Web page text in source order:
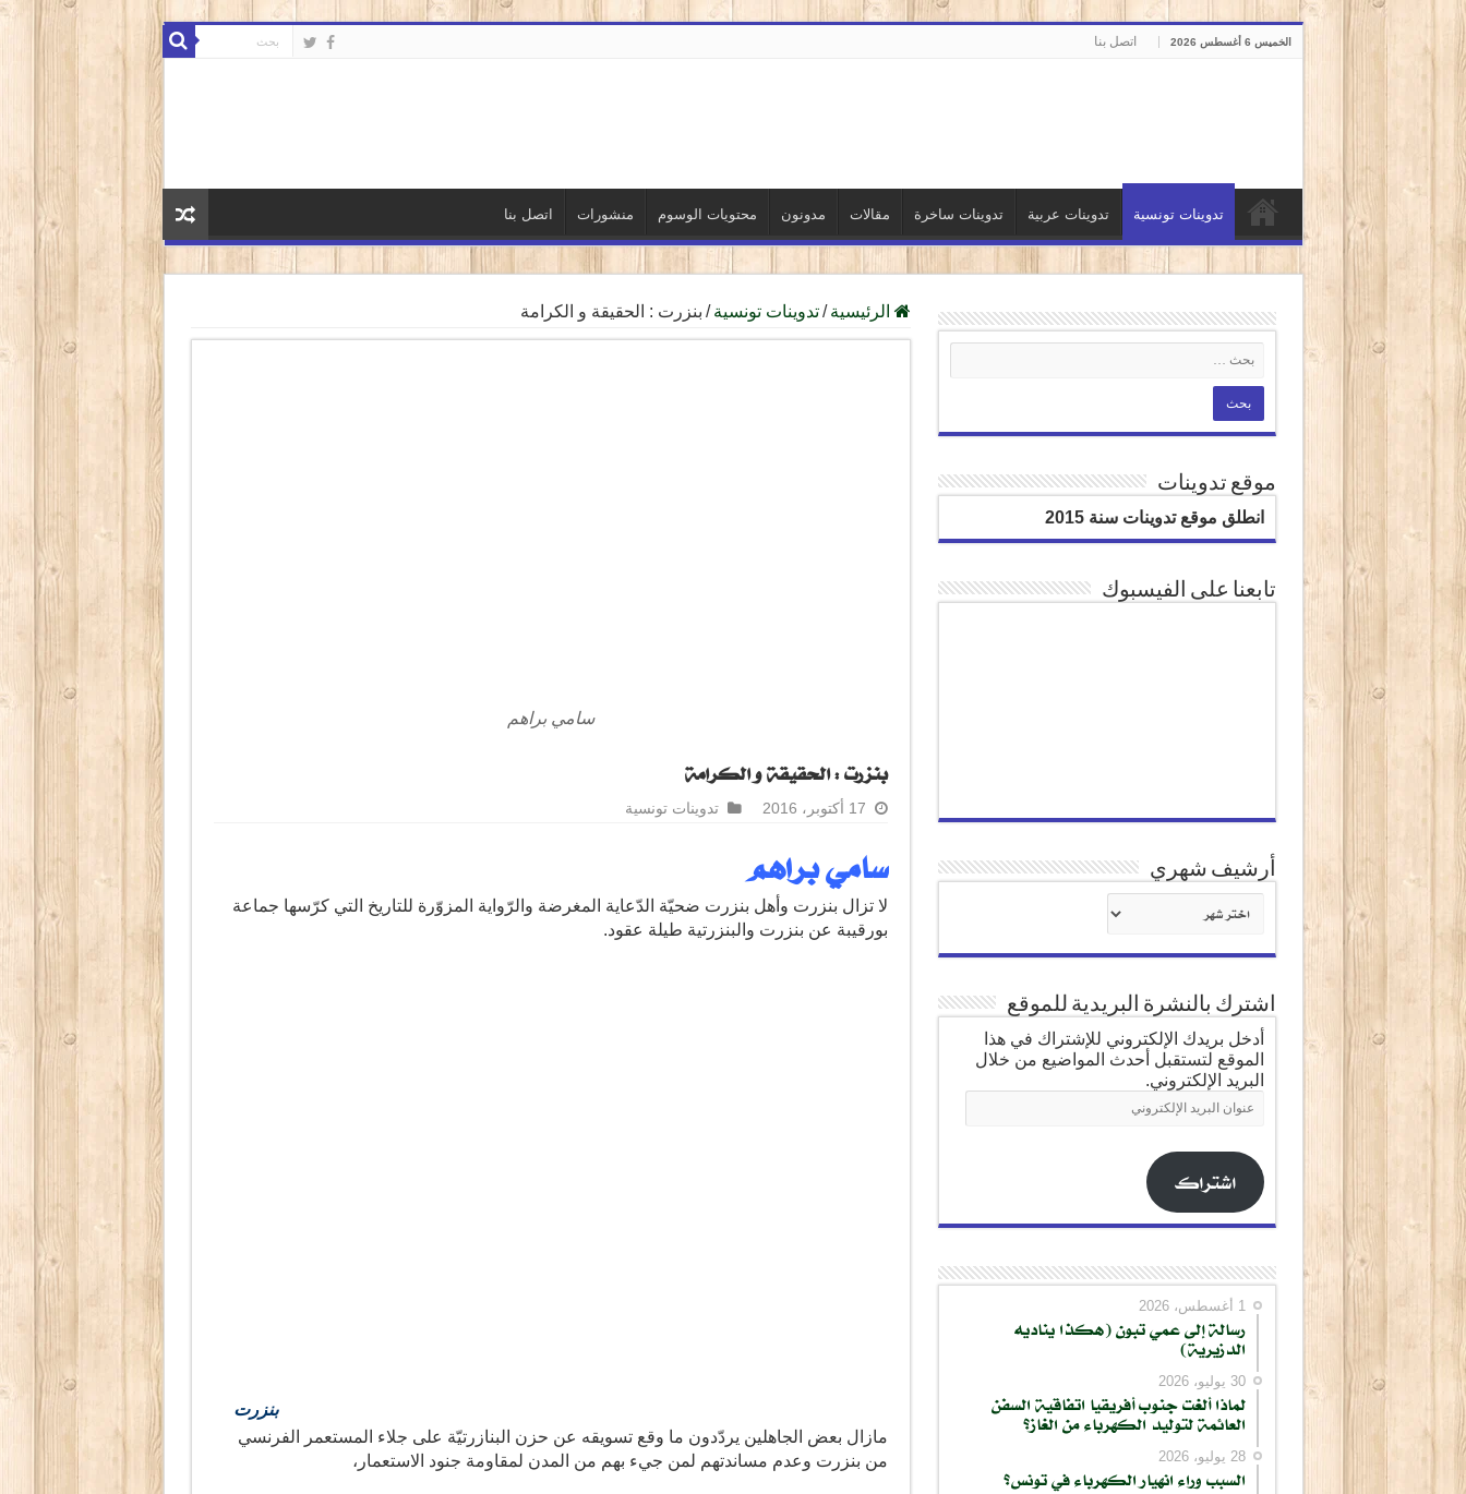
الخميس 6 أغسطس 2026 اتصل بنا
تدوينات تونسية تدوينات عربية تدوينات ساخرة مقالات مدونون محتويات الوسوم منشورات اتصل بنا
الرئيسية / تدوينات تونسية / بنزرت : الحقيقة و الكرامة
سامي براهم
بنزرت : الحقيقة و الكرامة
17 أكتوبر، 2016 تدوينات تونسية
سامي براهم
لا تزال بنزرت وأهل بنزرت ضحيّة الدّعاية المغرضة والرّواية المزوّرة للتاريخ التي كرّسها جماعة
بورقيبة عن بنزرت والبنزرتية طيلة عقود.
بنزرت
مازال بعض الجاهلين يردّدون ما وقع تسويقه عن حزن البنازرتيّة على جلاء المستعمر الفرنسي
من بنزرت وعدم مساندتهم لمن جيء بهم من المدن لمقاومة جنود الاستعمار،
موقع تدوينات
انطلق موقع تدوينات سنة 2015
تابعنا على الفيسبوك
أرشيف شهري
شهري
اشترك بالنشرة البريدية للموقع
أدخل بريدك الإلكتروني للإشتراك في هذا
الموقع لتستقبل أحدث المواضيع من خلال
البريد الإلكتروني.
عنوان
البريد
اشتراك
1 أغسطس، 2026
رسالة إلى عمي تبون (هكذا يناديه
الدزيرية)
30 يوليو، 2026
لماذا ألغت جنوب أفريقيا اتفاقية السفن
العائمة لتوليد الكهرباء من الغاز؟
28 يوليو، 2026
السبب وراء انهيار الكهرباء في تونس؟